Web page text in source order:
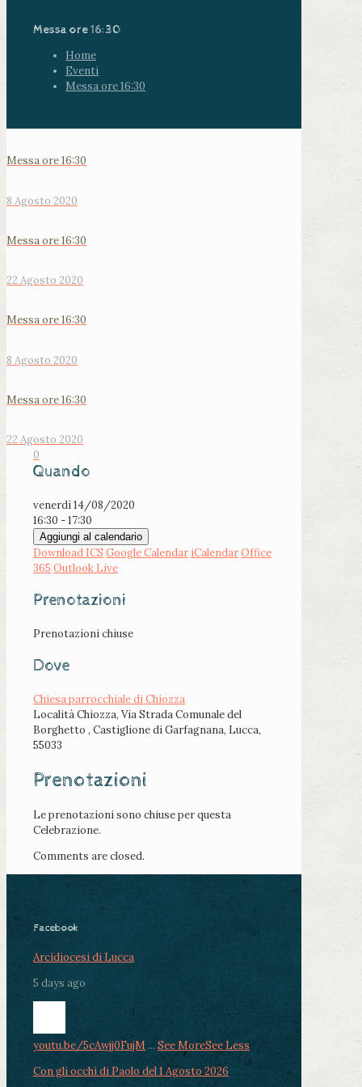
Messa ore 16:30
Home
Eventi
Messa ore 16:30
Messa ore 16:30
8 Agosto 2020
Messa ore 16:30
22 Agosto 2020
Messa ore 16:30
8 Agosto 2020
Messa ore 16:30
22 Agosto 2020
0
Quando
venerdì 14/08/2020
16:30 - 17:30
Aggiungi al calendario
Download ICS Google Calendar iCalendarOffice
365 Outlook Live
Prenotazioni
Prenotazioni chiuse
Dove
Chiesa parrocchiale di Chiozza
Località Chiozza, Via Strada Comunale del
Borghetto , Castiglione di Garfagnana, Lucca,
55033
Prenotazioni
Le prenotazioni sono chiuse per questa
Celebrazione.
Comments are closed.
Facebook
Arcidiocesi di Lucca
5 days ago
youtu.be/5cAwjj0FujM ... See MoreSee Less
Con gli occhi di Paolo del 1 Agosto 2026